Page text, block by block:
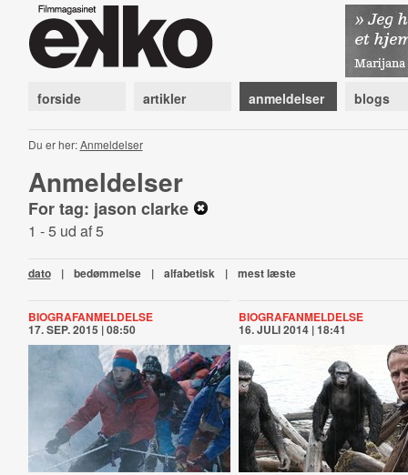
forside artikler anmeldelser blogs
Du er her:Anmeldelser
Anmeldelser
For tag: jason clarke
1 - 5 ud af 5
dato | bedømmelse | alfabetisk | mest læste
BIOGRAFANMELDELSE
17. SEP. 2015 | 08:50
BIOGRAFANMELDELSE
16. JULI 2014 | 18:41